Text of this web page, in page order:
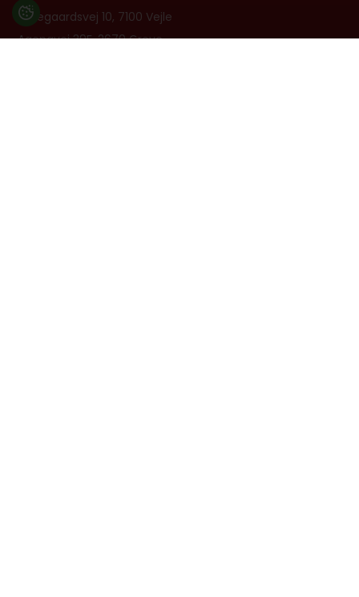
Ladegaardsvej 10, 7100 Vejle
Agenavej 39F, 2670 Greve